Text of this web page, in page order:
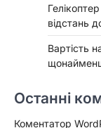
відстань
Вартість
Останні
Коментатор